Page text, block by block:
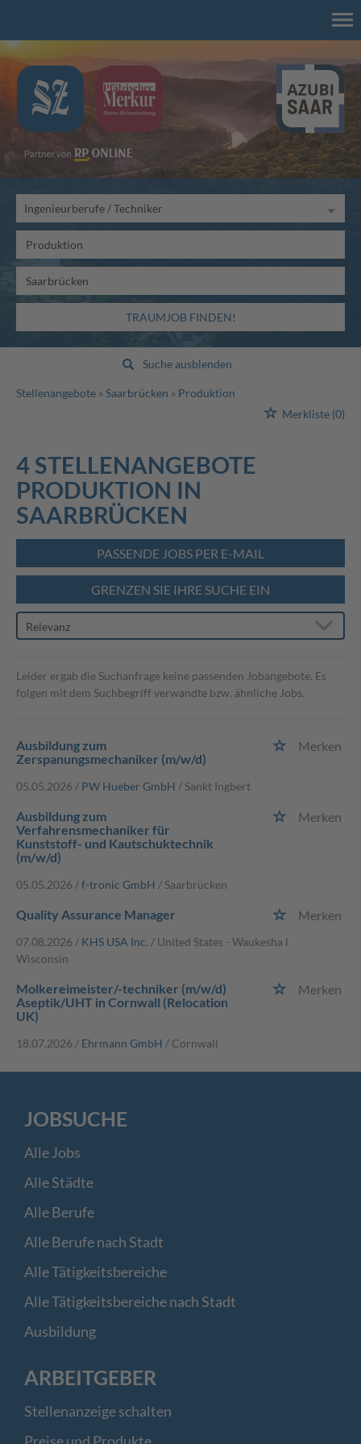
TRAUMJOB FINDEN!
Suche ausblenden
Stellenangebote Saarbrücken
Produktion
Merkliste (0)
4 STELLENANGEBOTE
PRODUKTION IN
SAARBRÜCKEN
PASSENDE JOBS PER E-MAIL
GRENZEN SIE IHRE SUCHE EIN
Leider ergab die Suchanfrage keine passenden Jobangebote. Es
folgen mit dem Suchbegriff verwandte bzw. ähnliche Jobs.
Ausbildung zum
Zerspanungsmechaniker (m/w/d)
Merken
05.05.2026 / PW Hueber GmbH / Sankt Ingbert
Ausbildung zum
Verfahrensmechaniker für
Kunststoff- und Kautschuktechnik
(m/w/d)
Merken
05.05.2026 /f-tronic GmbH / Saarbrücken
Quality Assurance Manager Merken
07.08.2026 / KHS USA Inc. / United States - Waukesha ǀ
Wisconsin
Molkereimeister/-techniker (m/w/d)
Aseptik/UHT in Cornwall (Relocation
UK)
Merken
18.07.2026 / Ehrmann GmbH / Cornwall
JOBSUCHE
Alle Jobs
Alle Städte
Alle Berufe
Alle Berufe nach Stadt
Alle Tätigkeitsbereiche
Alle Tätigkeitsbereiche nach Stadt
Ausbildung
ARBEITGEBER
Stellenanzeige schalten